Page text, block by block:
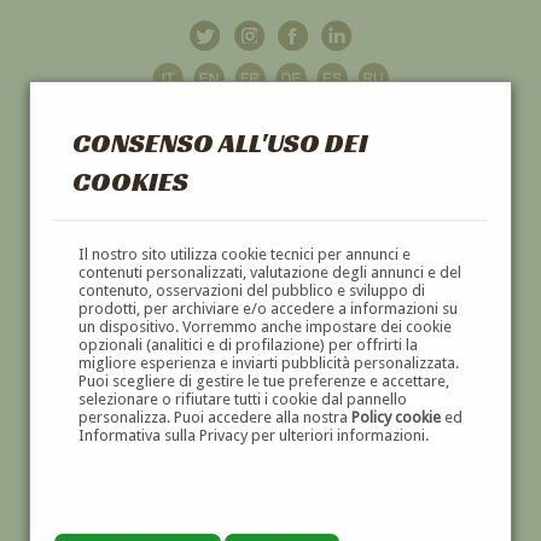
CONSENSO ALL'USO DEI
COOKIES
Il nostro sito utilizza cookie tecnici per annunci e
contenuti personalizzati, valutazione degli annunci e del
contenuto, osservazioni del pubblico e sviluppo di
prodotti, per archiviare e/o accedere a informazioni su
un dispositivo. Vorremmo anche impostare dei cookie
opzionali (analitici e di profilazione) per offrirti la
migliore esperienza e inviarti pubblicità personalizzata.
Puoi scegliere di gestire le tue preferenze e accettare,
selezionare o rifiutare tutti i cookie dal pannello
personalizza. Puoi accedere alla nostra Policy cookieed
Informativa sulla Privacy per ulteriori informazioni.
GALLERIAD'ARTE
DIPINTI E SCULTURE '800 E '900